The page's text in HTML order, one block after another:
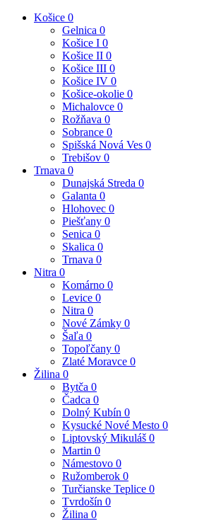
Košice 0
Gelnica 0
Košice I 0
Košice II 0
Košice III 0
Košice IV 0
Košice-okolie 0
Michalovce 0
Rožňava 0
Sobrance 0
Spišská Nová Ves 0
Trebišov 0
Trnava 0
Dunajská Streda 0
Galanta 0
Hlohovec 0
Piešťany 0
Senica 0
Skalica 0
Trnava 0
Nitra 0
Komárno 0
Levice 0
Nitra 0
Nové Zámky 0
Šaľa 0
Topoľčany 0
Zlaté Moravce 0
Žilina 0
Bytča 0
Čadca 0
Dolný Kubín 0
Kysucké Nové Mesto 0
Liptovský Mikuláš 0
Martin 0
Námestovo 0
Ružomberok 0
Turčianske Teplice 0
Tvrdošín 0
Žilina 0